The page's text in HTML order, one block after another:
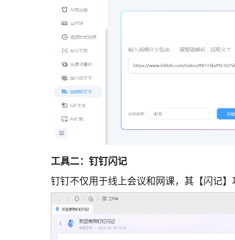
工具二： 钉钉闪记
钉钉不仅用于线上会议和网课，其【闪记